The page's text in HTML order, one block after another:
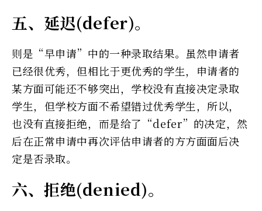
五、延迟(defer)。
则是“早申请”中的一种录取结果。虽然申请者
已经很优秀，但相比于更优秀的学生，申请者的
某方面可能还不够突出，学校没有直接决定录取
学生，但学校方面不希望错过优秀学生，所以，
也没有直接拒绝，而是给了“defer”的决定，然
后在正常申请中再次评估申请者的方方面面后决
定是否录取。
六、拒绝(denied)。